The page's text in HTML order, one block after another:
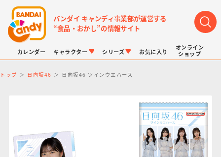
バンダイ キャンディ事業部が運営する
“食品・おかし”の情報サイト
カレンダー キャラクター
LINK TRAVELERS ドラゴンボール
シリーズ
チョコボックス ポケモンキッズ
お気に入り
オンライン
ショップ
トップ 日向坂46 日向坂46 ツインウエハース